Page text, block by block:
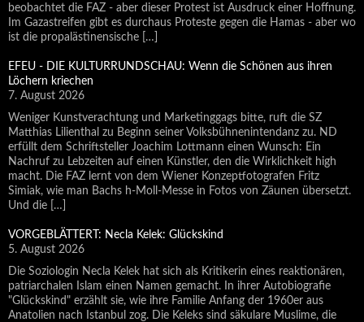
beobachtet die FAZ - aber dieser Protest ist Ausdruck einer Hoffnung.
Im Gazastreifen gibt es durchaus Proteste gegen die Hamas - aber wo
ist die propalästinensische […]
EFEU - DIE KULTURRUNDSCHAU: Wenn die Schönen aus ihren
Löchern kriechen
7. August 2026
Weniger Kunstverachtung und Marketinggags bitte, ruft die SZ
Matthias Lilienthal zu Beginn seiner Volksbühnenintendanz zu. ND
erfüllt dem Schriftsteller Joachim Lottmann einen Wunsch: Ein
Nachruf zu Lebzeiten auf einen Künstler, den die Wirklichkeit high
macht. Die FAZ lernt von dem Wiener Konzeptfotografen Fritz
Simiak, wie man Bachs h-Moll-Messe in Fotos von Zäunen übersetzt.
Und die […]
VORGEBLÄTTERT: Necla Kelek: Glückskind
5. August 2026
Die Soziologin Necla Kelek hat sich als Kritikerin eines reaktionären,
patriarchalen Islam einen Namen gemacht. In ihrer Autobiografie
"Glückskind" erzählt sie, wie ihre Familie Anfang der 1960er aus
Anatolien nach Istanbul zog. Die Keleks sind säkulare Muslime, die